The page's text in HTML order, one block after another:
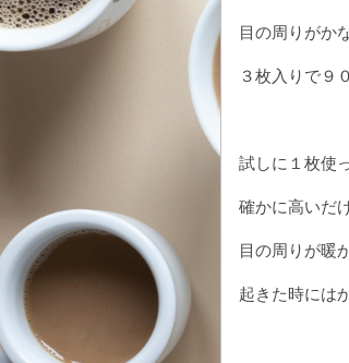
目の周りがか
３枚入りで９
試しに１枚使
確かに高いだ
目の周りが暖
起きた時には